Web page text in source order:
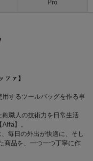
Pro
するツールバッグを作る事
職人の技術力を日常生活
】。
毎日の外出が快適に、そし
商品を、一つ一つ丁寧に作